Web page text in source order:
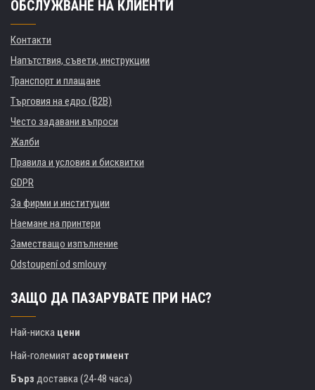
ОБСЛУЖВАНЕ НА КЛИЕНТИ
Контакти
Напътствия, съвети, инструкции
Транспорт и плащане
Търговия на едро (B2B)
Често задавани въпроси
Жалби
Правила и условия и бисквитки
GDPR
За фирми и институции
Наемане на принтери
Заместващо изпълнение
Odstoupení od smlouvy
ЗАЩО ДА ПАЗАРУВАТЕ ПРИ НАС?
Най-ниска цени
Най-големиятасортимент
Бърз доставка (24-48 часа)